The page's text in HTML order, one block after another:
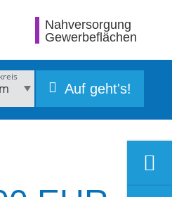
Nahversorgung
Gewerbeflächen
Auf geht's!